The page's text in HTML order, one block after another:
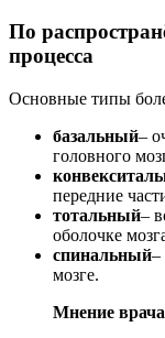
По
процесса
Основные типы
базальный–
головного
передние
тотальный–
оболочке
спинальный–
мозге.
Мнение